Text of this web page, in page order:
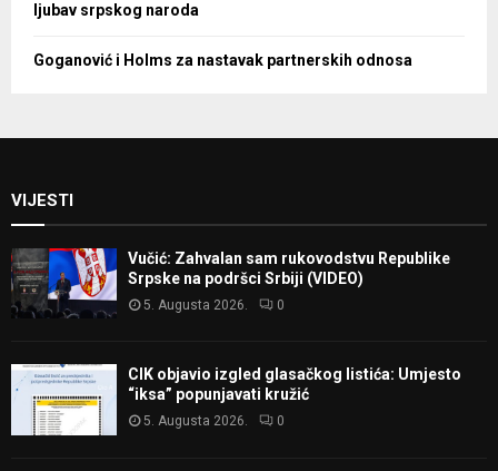
ljubav srpskog naroda
Goganović i Holms za nastavak partnerskih odnosa
VIJESTI
Vučić: Zahvalan sam rukovodstvu Republike
Srpske na podršci Srbiji (VIDEO)
5. Augusta 2026. 0
CIK objavio izgled glasačkog listića: Umjesto
“iksa” popunjavati kružić
5. Augusta 2026. 0